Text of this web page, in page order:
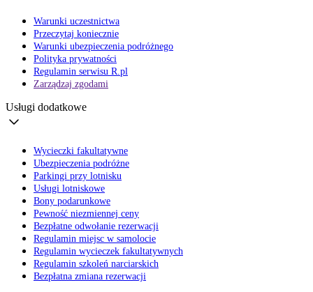
Warunki uczestnictwa
Przeczytaj koniecznie
Warunki ubezpieczenia podróżnego
Polityka prywatności
Regulamin serwisu R.pl
Zarządzaj zgodami
Usługi dodatkowe
Wycieczki fakultatywne
Ubezpieczenia podróżne
Parkingi przy lotnisku
Usługi lotniskowe
Bony podarunkowe
Pewność niezmiennej ceny
Bezpłatne odwołanie rezerwacji
Regulamin miejsc w samolocie
Regulamin wycieczek fakultatywnych
Regulamin szkoleń narciarskich
Bezpłatna zmiana rezerwacji